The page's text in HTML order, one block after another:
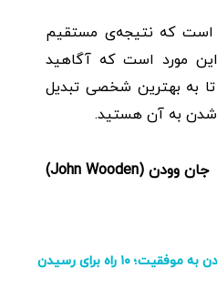
که نتیجه‌ی مستقیم
مورد است که آگاهید
تا به بهترین شخصی تبدیل
شدن به آن هستید.
جان وودن (John Wooden)
راه های رسیدن به موفقیت؛ ۱۰ راه برای رسیدن